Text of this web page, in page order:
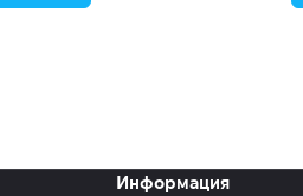
Информация